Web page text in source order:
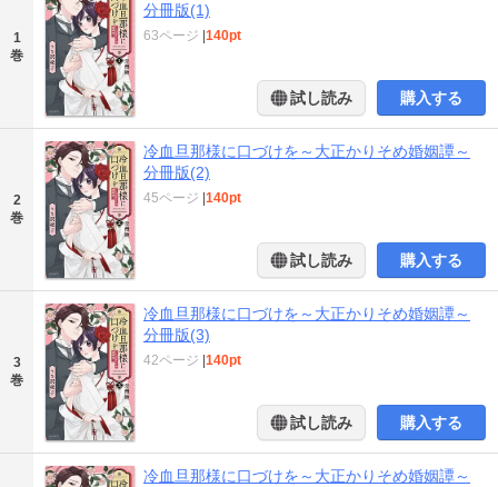
1
巻
分冊版(1)
63ページ 140pt
試し読み 購入する
2
巻
冷血旦那様に口づけを～大正かりそめ婚姻譚～
分冊版(2)
45ページ 140pt
試し読み 購入する
3
巻
冷血旦那様に口づけを～大正かりそめ婚姻譚～
分冊版(3)
42ページ 140pt
試し読み 購入する
冷血旦那様に口づけを～大正かりそめ婚姻譚～